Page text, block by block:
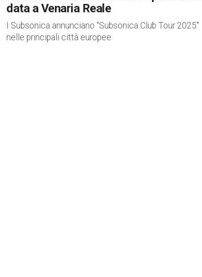
data a Venaria Reale
I Subsonica annunciano "Subsonica Club Tour 2025"
nelle principali città europee